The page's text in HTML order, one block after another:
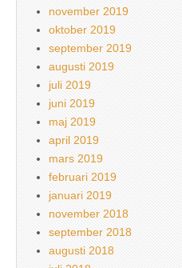
november 2019
oktober 2019
september 2019
augusti 2019
juli 2019
juni 2019
maj 2019
april 2019
mars 2019
februari 2019
januari 2019
november 2018
september 2018
augusti 2018